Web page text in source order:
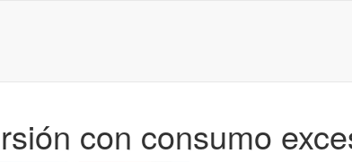
con consumo